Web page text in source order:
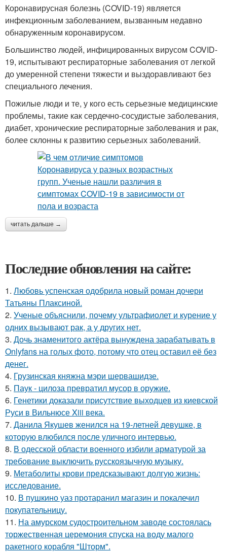
Коронавирусная болезнь (COVID-19) является
инфекционным заболеванием, вызванным недавно
обнаруженным коронавирусом.
Большинство людей, инфицированных вирусом COVID-
19, испытывают респираторные заболевания от легкой
до умеренной степени тяжести и выздоравливают без
специального лечения.
Пожилые люди и те, у кого есть серьезные медицинские
проблемы, такие как сердечно-сосудистые заболевания,
диабет, хронические респираторные заболевания и рак,
более склонны к развитию серьезных заболеваний.
читать дальше →
Последние обновления на сайте:
1. Любовь успенская одобрила новый роман дочери
Татьяны Плаксиной.
2. Ученые объяснили, почему ультрафиолет и курение у
одних вызывают рак, а у других нет.
3. Дочь знаменитого актёра вынуждена зарабатывать в
Onlyfans на голых фото, потому что отец оставил её без
денег.
4. Грузинская княжна мэри шервашидзе.
5. Паук - цилоза превратил мусор в оружие.
6. Генетики доказали присутствие выходцев из киевской
Руси в Вильнюсе Xiii века.
7. Данила Якушев женился на 19-летней девушке, в
которую влюбился после уличного интервью.
8. В одесской области военного избили арматурой за
требование выключить русскоязычную музыку.
9. Метаболиты крови предсказывают долгую жизнь:
исследование.
10. В пушкино уаз протаранил магазин и покалечил
покупательницу.
11. На амурском судостроительном заводе состоялась
торжественная церемония спуска на воду малого
ракетного корабля "Шторм".